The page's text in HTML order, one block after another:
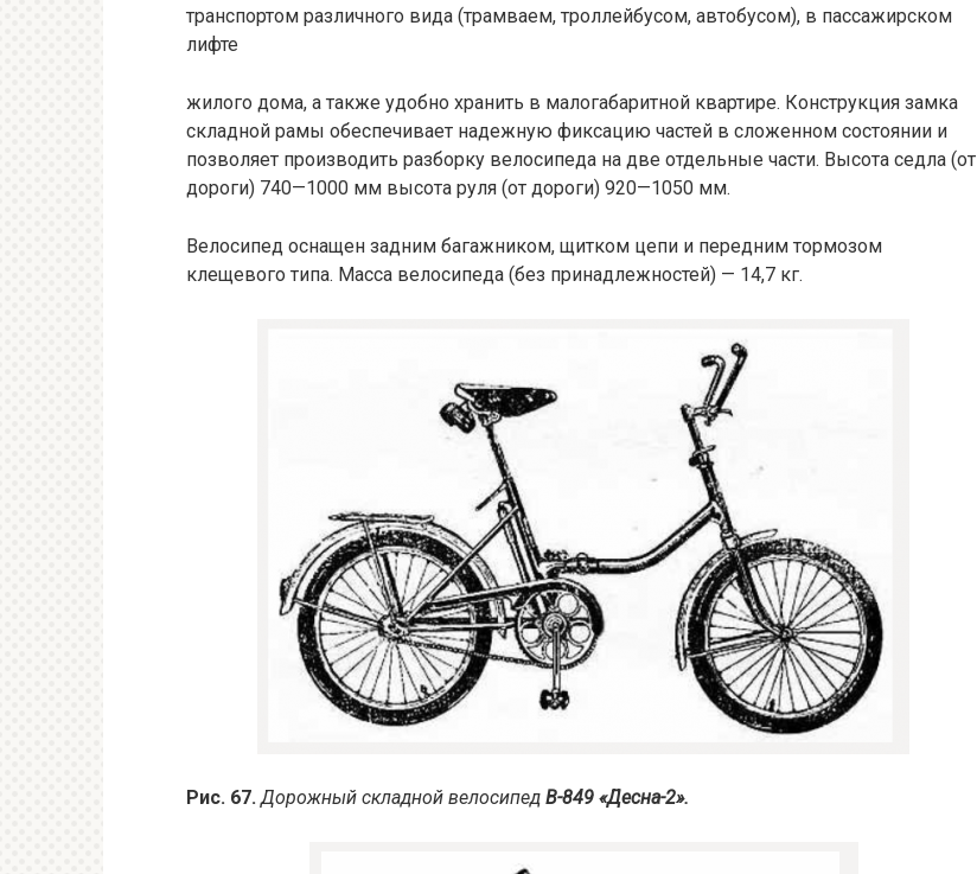
транспортом различного вида (трамваем, троллейбусом, автобусом), в пассажирском
лифте
жилого дома, а также удобно хранить в малогабаритной квартире. Конструкция замка
складной рамы обеспечивает надежную фиксацию частей в сложенном состоянии и
позволяет производить разборку велосипеда на две отдельные части. Высота седла (от
дороги) 740—1000 мм высота руля (от дороги) 920—1050 мм.
Велосипед оснащен задним багажником, щитком цепи и передним тормозом
клещевого типа. Масса велосипеда (без принадлежностей) — 14,7 кг.
Рис. 67. Дорожный складной велосипед В-849 «Десна-2».